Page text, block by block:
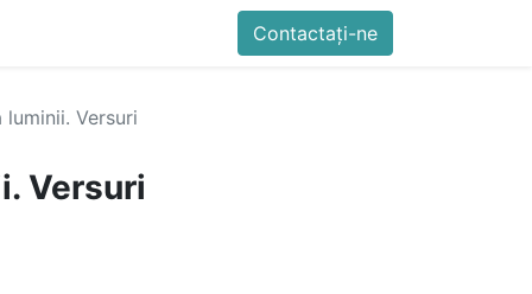
Contactați-ne Generator QR
Contactați-ne
luminii. Versuri
Versuri